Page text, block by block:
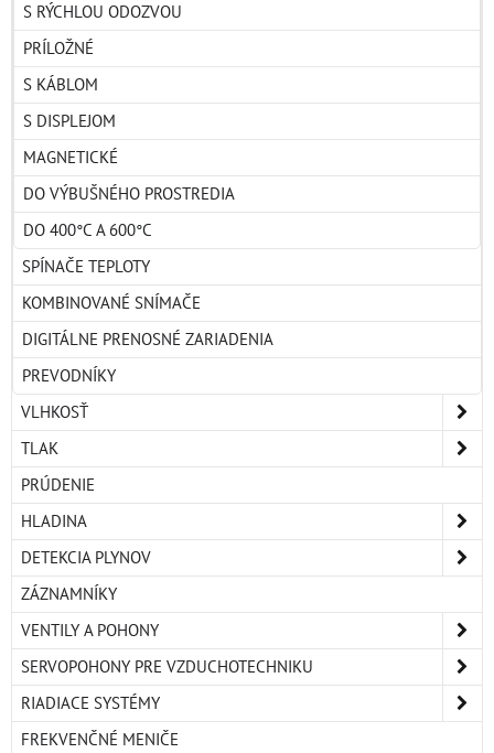
S RÝCHLOU ODOZVOU
PRÍLOŽNÉ
S KÁBLOM
S DISPLEJOM
MAGNETICKÉ
DO VÝBUŠNÉHO PROSTREDIA
DO 400°C A 600°C
SPÍNAČE TEPLOTY
KOMBINOVANÉ SNÍMAČE
DIGITÁLNE PRENOSNÉ ZARIADENIA
PREVODNÍKY
VLHKOSŤ
TLAK
PRÚDENIE
HLADINA
DETEKCIA PLYNOV
ZÁZNAMNÍKY
VENTILY A POHONY
SERVOPOHONY PRE VZDUCHOTECHNIKU
RIADIACE SYSTÉMY
FREKVENČNÉ MENIČE